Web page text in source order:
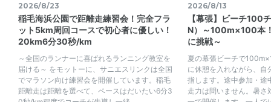
2026/8/23
稲毛海浜公園で距離走練習会！完全フラ
ット5km周回コースで初心者に優しい！
20km6分30秒/km
～全国のランナーに喜ばれるランニング教室を
届ける～ をモットーに、サニエスリンクは全国
でマラソン向け練習会を開催しています。稲毛
距離走は距離を選べて、ペースはだいたい6分3
2026/8/13
【幕張】ビーチ100
N）～100m×100本
に挑戦～
夏の幕張ビーチで
に休憩を入れながら、自
指します。途中参加・途
走力は問いません。暑さ